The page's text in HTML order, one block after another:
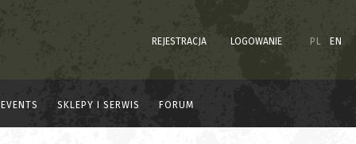
REJESTRACJA LOGOWANIE PL EN
EVENTS SKLEPY I SERWIS FORUM